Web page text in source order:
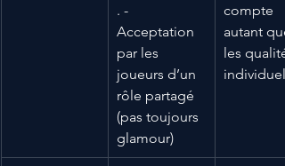
. -
Acceptation
par les
joueurs d’un
rôle partagé
(pas toujours
glamour)
compte
autant
les